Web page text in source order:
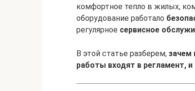
комфортное тепло в жилых,
оборудование работало
регулярное сервисное
В этой статье разберем, зачем
работы входят в регламент,